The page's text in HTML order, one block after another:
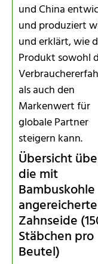
und China
und produziert
und erklärt, wie
Produkt sowohl
als auch den
Markenwert für
globale Partner
steigern kann.
Übersicht
die mit
Bambuskohle
angereicherte
Zahnseide
Stäbchen pro
Beutel)